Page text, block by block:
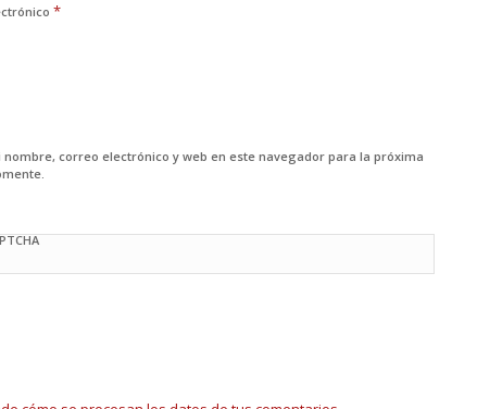
*
nombre, correo electrónico y web en este navegador para la próxima